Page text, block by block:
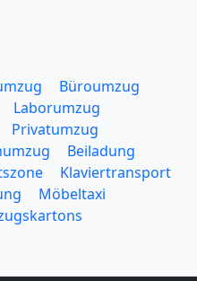
Büroumzug
Laborumzug
Privatumzug
Beiladung
Klaviertransport
Möbeltaxi